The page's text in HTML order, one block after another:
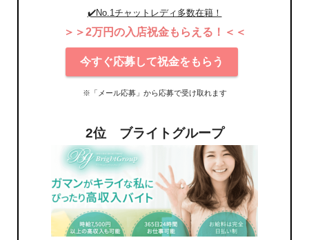
✔️No.1チャットレディ多数在籍！
＞＞2万円の入店祝金もらえる！＜＜
今すぐ応募して祝金をもらう
※「メール応募」から応募で受け取れます
2位 ブライトグループ